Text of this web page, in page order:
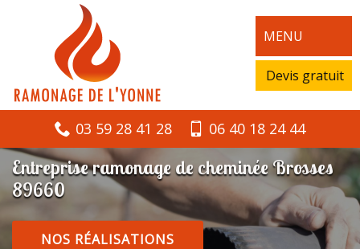
MENU
Devis gratuit
03 59 28 41 28 06 40 18 24 44
Entreprise ramonage de cheminée Brosses
89660
NOS RÉALISATIONS